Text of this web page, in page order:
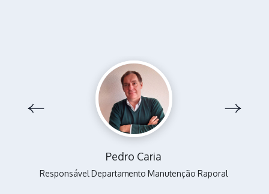
Pedro Caria
Responsável Departamento Manutenção Raporal